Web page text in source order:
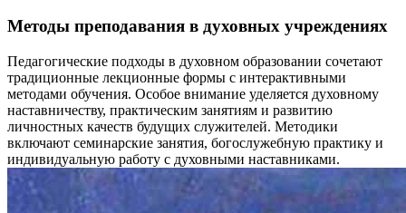
Методы преподавания в духовных учреждениях
Педагогические подходы в духовном образовании сочетают
традиционные лекционные формы с интерактивными
методами обучения. Особое внимание уделяется духовному
наставничеству, практическим занятиям и развитию
личностных качеств будущих служителей. Методики
включают семинарские занятия, богослужебную практику и
индивидуальную работу с духовными наставниками.